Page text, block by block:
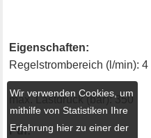
Eigenschaften:
Regelstrombereich (l/min): 4
max. Lastdruck (bar): 350
Pdf:
Wir verwenden Cookies, um
mithilfe von Statistiken Ihre
Erfahrung hier zu einer der